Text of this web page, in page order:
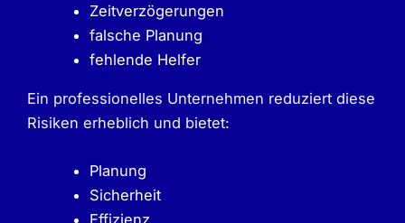
Zeitverzögerungen
falsche Planung
fehlende Helfer
Ein professionelles Unternehmen reduziert diese
Risiken erheblich und bietet:
Planung
Sicherheit
Effizienz